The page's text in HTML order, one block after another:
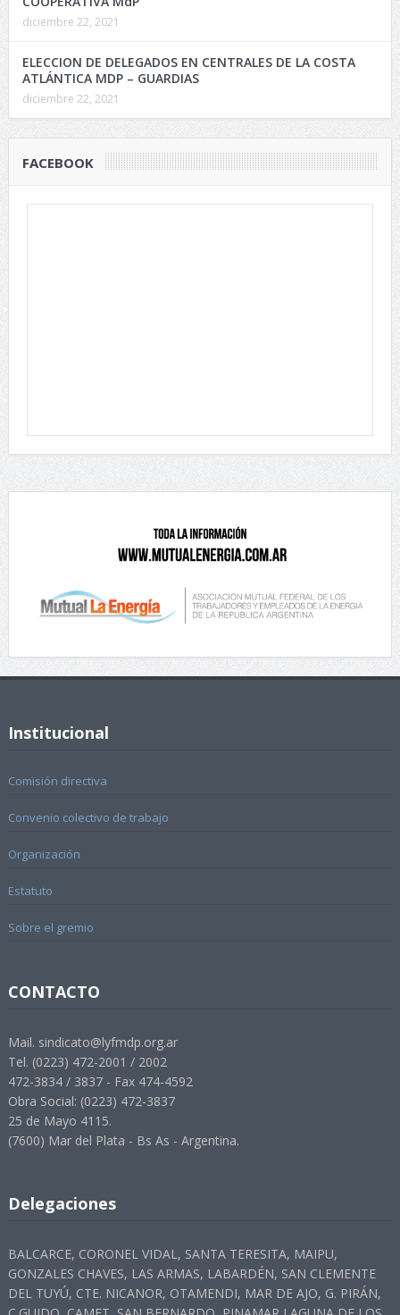
diciembre 22, 2021
ELECCION DE DELEGADOS EN CENTRALES DE LA COSTA
ATLÁNTICA MDP – GUARDIAS
diciembre 22, 2021
FACEBOOK
Institucional
Comisión directiva
Convenio colectivo de trabajo
Organización
Estatuto
Sobre el gremio
CONTACTO
Mail. sindicato@lyfmdp.org.ar
Tel. (0223) 472-2001 / 2002
472-3834 / 3837 - Fax 474-4592
Obra Social: (0223) 472-3837
25 de Mayo 4115.
(7600) Mar del Plata - Bs As - Argentina.
Delegaciones
BALCARCE, CORONEL VIDAL, SANTA TERESITA, MAIPU,
GONZALES CHAVES, LAS ARMAS, LABARDÉN, SAN CLEMENTE
DEL TUYÚ, CTE. NICANOR, OTAMENDI, MAR DE AJO, G. PIRÁN,